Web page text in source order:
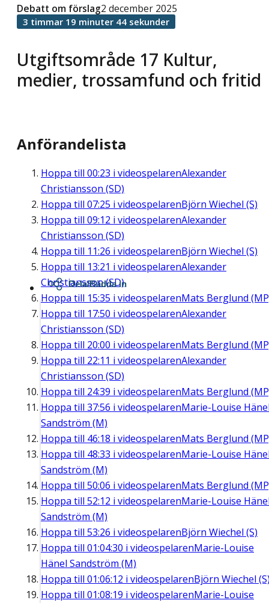
Utgiftsområde 17 Kultur,
medier, trossamfund och fritid
Debatt om förslag2 december 2025
3 timmar 19 minuter 44 sekunder
Anförandelista
Hoppa till 00:23 i videospelarenAlexander
Christiansson (SD)
Hoppa till 07:25 i videospelarenBjörn Wiechel (S)
Hoppa till 09:12 i videospelarenAlexander
Christiansson (SD)
Hoppa till 11:26 i videospelarenBjörn Wiechel (S)
Hoppa till 13:21 i videospelarenAlexander
Christiansson (SD)
Hoppa till 15:35 i videospelarenMats Berglund
Hoppa till 17:50 i videospelarenAlexander
Christiansson (SD)
Hoppa till 20:00 i videospelarenMats Berglund
Hoppa till 22:11 i videospelarenAlexander
Christiansson (SD)
Hoppa till 24:39 i videospelarenMats Berglund
Hoppa till 37:56 i videospelarenMarie-Louise
Sandström (M)
Hoppa till 46:18 i videospelarenMats Berglund
Hoppa till 48:33 i videospelarenMarie-Louise
Sandström (M)
Hoppa till 50:06 i videospelarenMats Berglund
Hoppa till 52:12 i videospelarenMarie-Louise
Sandström (M)
Hoppa till 53:26 i videospelarenBjörn Wiechel (S)
Hoppa till 01:04:30 i videospelarenMarie-Louise
Hänel Sandström (M)
Hoppa till 01:06:12 i videospelarenBjörn Wiechel
Hoppa till 01:08:19 i videospelarenMarie-Louise
Dela/Bädda in